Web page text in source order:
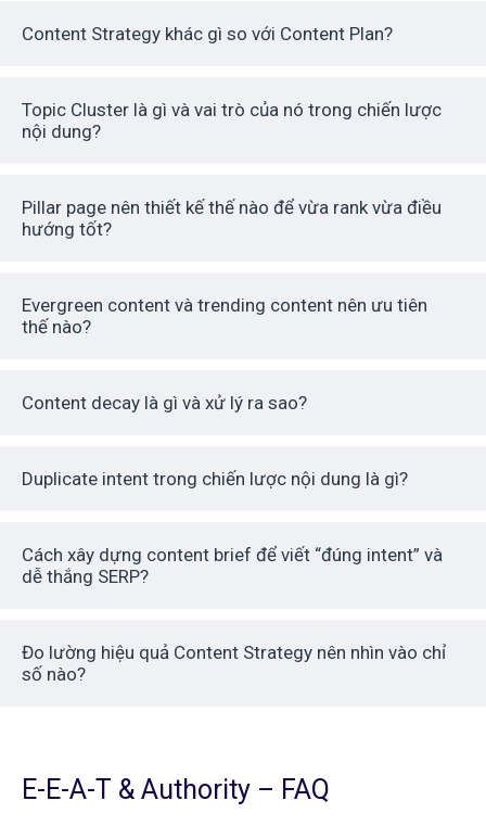
Content Strategy khác gì so với Content Plan?
Topic Cluster là gì và vai trò của nó trong chiến lược
nội dung?
Pillar page nên thiết kế thế nào để vừa rank vừa điều
hướng tốt?
Evergreen content và trending content nên ưu tiên
thế nào?
Content decay là gì và xử lý ra sao?
Duplicate intent trong chiến lược nội dung là gì?
Cách xây dựng content brief để viết “đúng intent” và
dễ thắng SERP?
Đo lường hiệu quả Content Strategy nên nhìn vào chỉ
số nào?
E-E-A-T & Authority – FAQ